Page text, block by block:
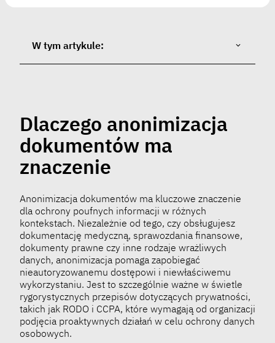
W tym artykule:
Dlaczego anonimizacja
dokumentów ma
znaczenie
Anonimizacja dokumentów ma kluczowe znaczenie
dla ochrony poufnych informacji w różnych
kontekstach. Niezależnie od tego, czy obsługujesz
dokumentację medyczną, sprawozdania finansowe,
dokumenty prawne czy inne rodzaje wrażliwych
danych, anonimizacja pomaga zapobiegać
nieautoryzowanemu dostępowi i niewłaściwemu
wykorzystaniu. Jest to szczególnie ważne w świetle
rygorystycznych przepisów dotyczących prywatności,
takich jak RODO i CCPA, które wymagają od organizacji
podjęcia proaktywnych działań w celu ochrony danych
osobowych.